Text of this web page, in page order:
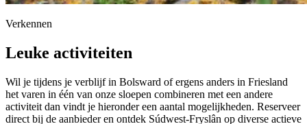
Verkennen
Leuke activiteiten
Wil je tijdens je verblijf in Bolsward of ergens anders in Friesland
het varen in één van onze sloepen combineren met een andere
activiteit dan vindt je hieronder een aantal mogelijkheden. Reserveer
direct bij de aanbieder en ontdek Súdwest-Fryslân op diverse actieve